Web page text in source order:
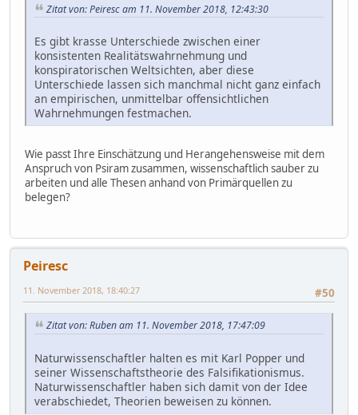
Zitat von: Peiresc am 11. November 2018, 12:43:30
Es gibt krasse Unterschiede zwischen einer
konsistenten Realitätswahrnehmung und
konspiratorischen Weltsichten, aber diese
Unterschiede lassen sich manchmal nicht ganz einfach
an empirischen, unmittelbar offensichtlichen
Wahrnehmungen festmachen.
Wie passt Ihre Einschätzung und Herangehensweise mit dem
Anspruch von Psiram zusammen, wissenschaftlich sauber zu
arbeiten und alle Thesen anhand von Primärquellen zu
belegen?
Peiresc
#50
11. November 2018, 18:40:27
Zitat von: Ruben am 11. November 2018, 17:47:09
Naturwissenschaftler halten es mit Karl Popper und
seiner Wissenschaftstheorie des Falsifikationismus.
Naturwissenschaftler haben sich damit von der Idee
verabschiedet, Theorien beweisen zu können.